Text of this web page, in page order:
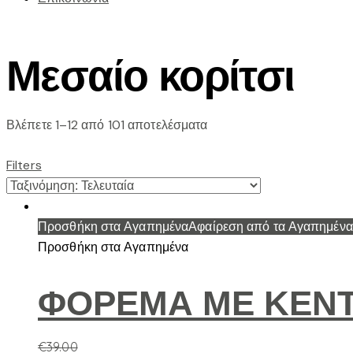
Μεσαίο κορίτσι
Βλέπετε 1–12 από 101 αποτελέσματαSorted
Filters
Προσθήκη στα ΑγαπημέναΑφαίρεση από τα Αγαπημένα
Προσθήκη στα Αγαπημένα
ΦΟΡΕΜΑ ΜΕ
€39.00